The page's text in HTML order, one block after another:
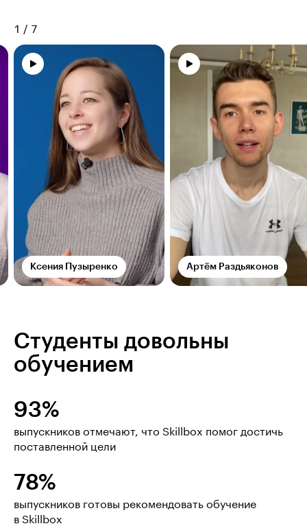
1 / 7
Ксения Пузыренко Артём Раздьяконов
Студенты довольны
обучением
93%
выпускников отмечают, что Skillbox помог достичь
поставленной цели
78%
выпускников готовы рекомендовать обучение
в Skillbox